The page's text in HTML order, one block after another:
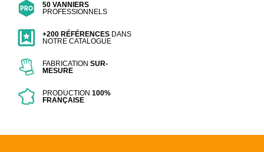
50 VANNIERS
PROFESSIONNELS
+200 RÉFÉRENCES DANS
NOTRE CATALOGUE
FABRICATIONSUR-
MESURE
PRODUCTION100%
FRANÇAISE